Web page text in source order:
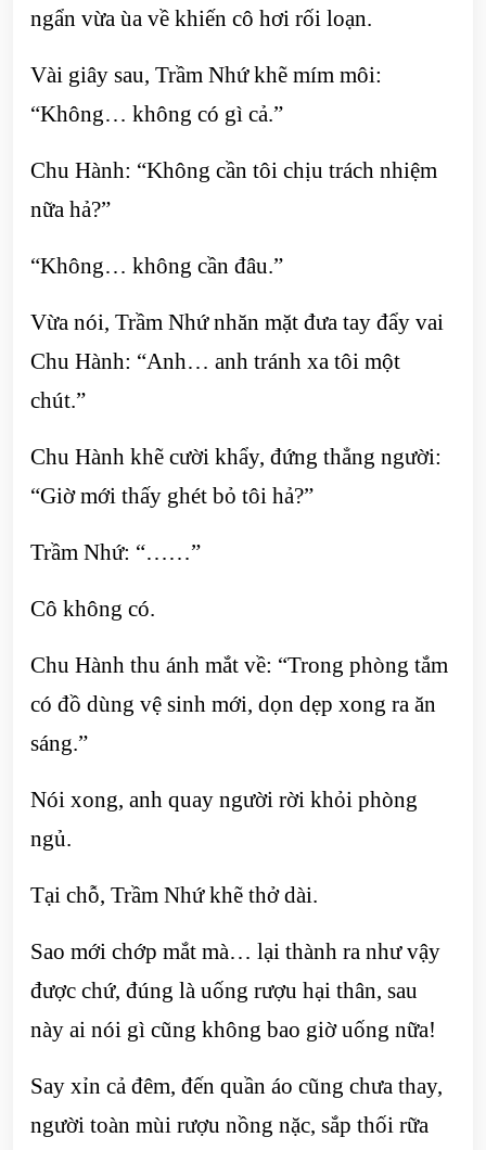
ngẩn vừa ùa về khiến cô hơi rối loạn.
Vài giây sau, Trầm Nhứ khẽ mím môi:
“Không… không có gì cả.”
Chu Hành: “Không cần tôi chịu trách nhiệm
nữa hả?”
“Không… không cần đâu.”
Vừa nói, Trầm Nhứ nhăn mặt đưa tay đẩy vai
Chu Hành: “Anh… anh tránh xa tôi một
chút.”
Chu Hành khẽ cười khẩy, đứng thẳng người:
“Giờ mới thấy ghét bỏ tôi hả?”
Trầm Nhứ: “……”
Cô không có.
Chu Hành thu ánh mắt về: “Trong phòng tắm
có đồ dùng vệ sinh mới, dọn dẹp xong ra ăn
sáng.”
Nói xong, anh quay người rời khỏi phòng
ngủ.
Tại chỗ, Trầm Nhứ khẽ thở dài.
Sao mới chớp mắt mà… lại thành ra như vậy
được chứ, đúng là uống rượu hại thân, sau
này ai nói gì cũng không bao giờ uống nữa!
Say xỉn cả đêm, đến quần áo cũng chưa thay,
người toàn mùi rượu nồng nặc, sắp thối rữa